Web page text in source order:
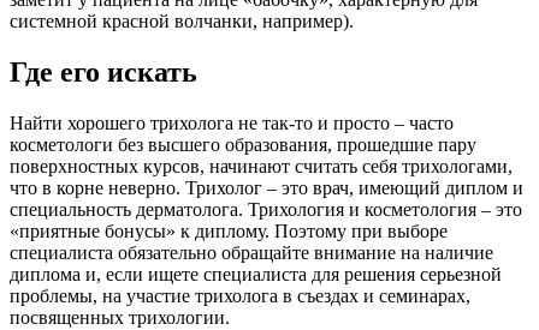
системной красной волчанки, например).
Где его искать
Найти хорошего трихолога не так-то и просто – часто
косметологи без высшего образования, прошедшие пару
поверхностных курсов, начинают считать себя трихологами,
что в корне неверно. Трихолог – это врач, имеющий диплом и
специальность дерматолога. Трихология и косметология – это
«приятные бонусы» к диплому. Поэтому при выборе
специалиста обязательно обращайте внимание на наличие
диплома и, если ищете специалиста для решения серьезной
проблемы, на участие трихолога в съездах и семинарах,
посвященных трихологии.